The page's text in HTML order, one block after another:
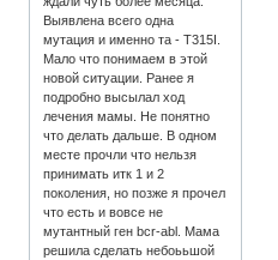
Выявлена всего одна
мутация и именно та - T315I.
Мало что понимаем в этой
новой ситуации. Ранее я
подробно высылал ход
лечения мамы. Не понятно
что делать дальше. В одном
месте прочли что нельзя
принимать итк 1 и 2
поколения, но позже я прочел
что есть и вовсе не
мутантный ген bcr-abl. Мама
решила сделать небоььшой